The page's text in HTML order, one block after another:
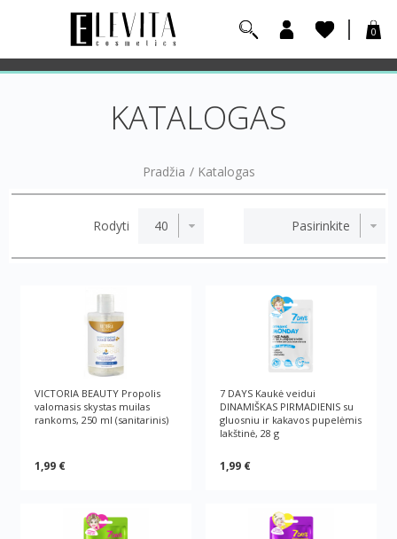
0
KATALOGAS
Pradžia / Katalogas
Rodyti
VICTORIA BEAUTY Propolis
valomasis skystas muilas
rankoms, 250 ml (sanitarinis)
1,99 €
7 DAYS Kaukė veidui
DINAMIŠKAS PIRMADIENIS su
gluosniu ir kakavos pupelėmis
lakštinė, 28 g
1,99 €